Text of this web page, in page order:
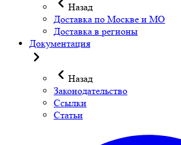
Назад
Доставка по Москве и МО
Доставка в регионы
Документация
Назад
Законодательство
Ссылки
Статьи